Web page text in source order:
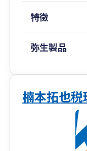
特徴
弥生製品
楠本拓也